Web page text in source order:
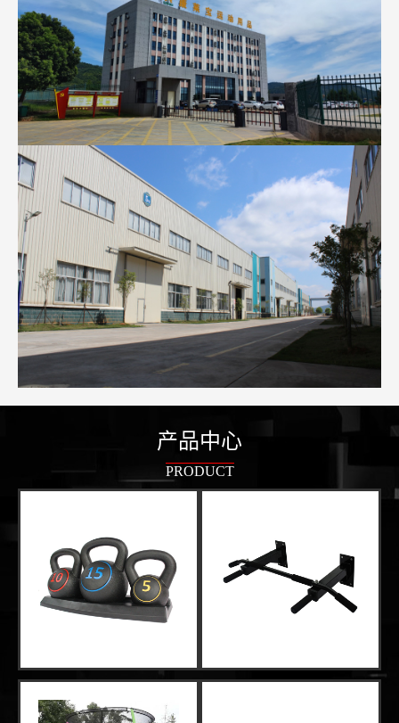
产品中心
PRODUCT